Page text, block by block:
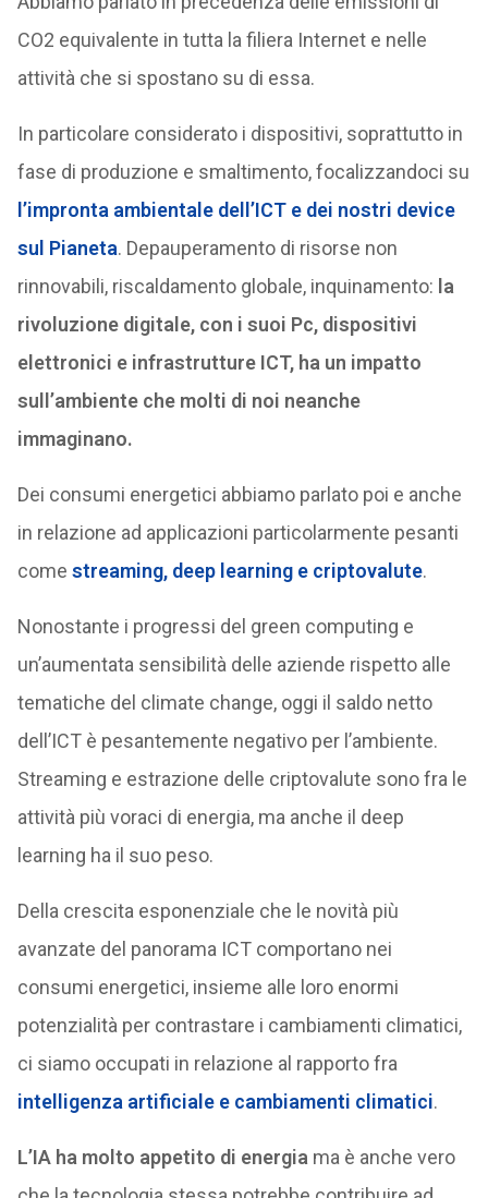
CO2 equivalente in tutta la filiera Internet e nelle
attività che si spostano su di essa.
In particolare considerato i dispositivi, soprattutto in
fase di produzione e smaltimento, focalizzandoci su
l’impronta ambientale dell’ICT e dei nostri device
sul Pianeta. Depauperamento di risorse non
rinnovabili, riscaldamento globale, inquinamento: la
rivoluzione digitale, con i suoi Pc, dispositivi
elettronici e infrastrutture ICT, ha un impatto
sull’ambiente che molti di noi neanche
immaginano.
Dei consumi energetici abbiamo parlato poi e anche
in relazione ad applicazioni particolarmente pesanti
come streaming, deep learning e criptovalute.
Nonostante i progressi del green computing e
un’aumentata sensibilità delle aziende rispetto alle
tematiche del climate change, oggi il saldo netto
dell’ICT è pesantemente negativo per l’ambiente.
Streaming e estrazione delle criptovalute sono fra le
attività più voraci di energia, ma anche il deep
learning ha il suo peso.
Della crescita esponenziale che le novità più
avanzate del panorama ICT comportano nei
consumi energetici, insieme alle loro enormi
potenzialità per contrastare i cambiamenti climatici,
ci siamo occupati in relazione al rapporto fra
intelligenza artificiale e cambiamenti climatici.
L’IA ha molto appetito di energia ma è anche vero